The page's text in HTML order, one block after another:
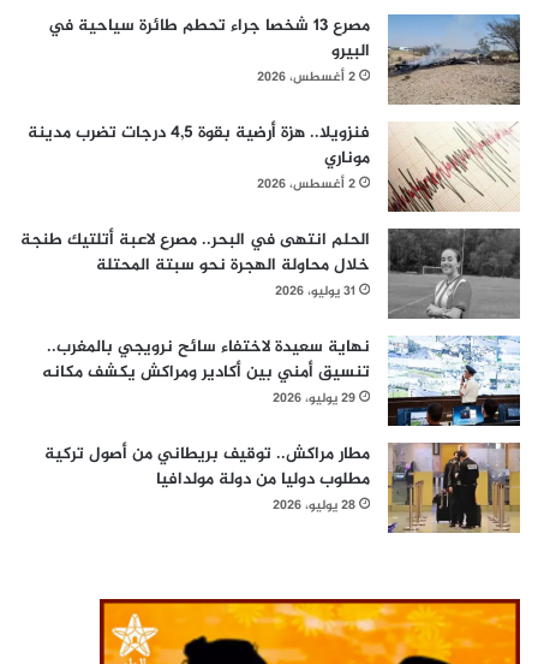
مصرع 13 شخصا جراء تحطم طائرة سياحية في
البيرو
2 أغسطس، 2026
فنزويلا.. هزة أرضية بقوة 4,5 درجات تضرب مدينة
موناري
2 أغسطس، 2026
الحلم انتهى في البحر.. مصرع لاعبة أتلتيك طنجة
خلال محاولة الهجرة نحو سبتة المحتلة
31 يوليو، 2026
نهاية سعيدة لاختفاء سائح نرويجي بالمغرب..
تنسيق أمني بين أكادير ومراكش يكشف مكانه
29 يوليو، 2026
مطار مراكش.. توقيف بريطاني من أصول تركية
مطلوب دوليا من دولة مولدافيا
28 يوليو، 2026